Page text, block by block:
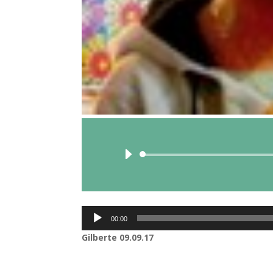
Lecteur
00:00
Gilberte 09.09.17